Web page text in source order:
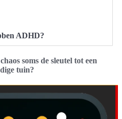
ADHD?
soms de sleutel tot een
tuin?